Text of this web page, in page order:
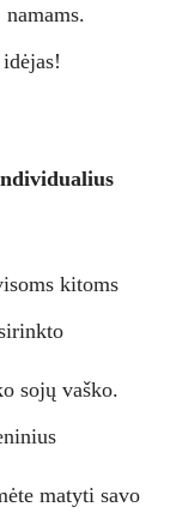
kitoms
sojų vaško.
matyti savo